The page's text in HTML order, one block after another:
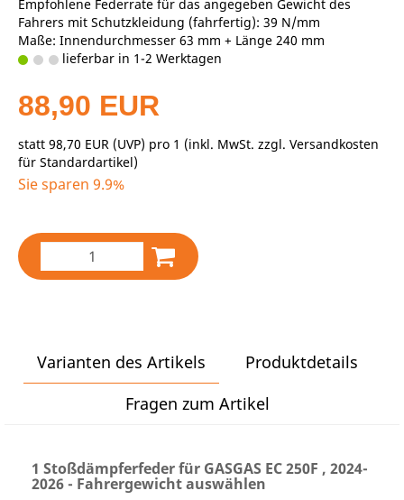
Empfohlene Federrate für das angegeben Gewicht des
Fahrers mit Schutzkleidung (fahrfertig): 39 N/mm
Maße: Innendurchmesser 63 mm + Länge 240 mm
lieferbar in 1-2 Werktagen
88,90 EUR
statt 98,70 EUR (UVP) pro 1 (inkl. MwSt. zzgl. Versandkosten
für Standardartikel)
Sie sparen 9.9%
Varianten des Artikels
Produktdetails
Fragen zum Artikel
1 Stoßdämpferfeder für GASGAS EC 250F , 2024-
2026 - Fahrergewicht auswählen